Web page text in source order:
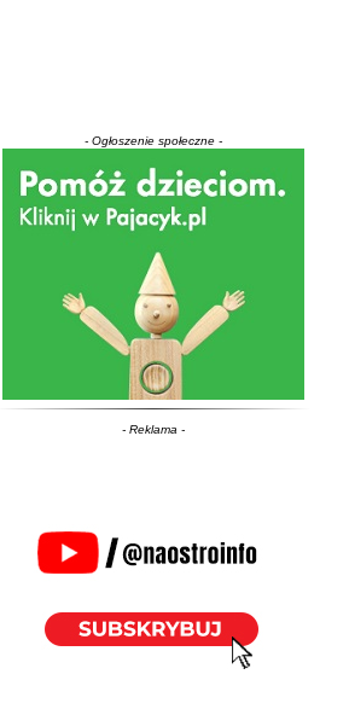
- Ogłoszenie społeczne -
- Reklama -